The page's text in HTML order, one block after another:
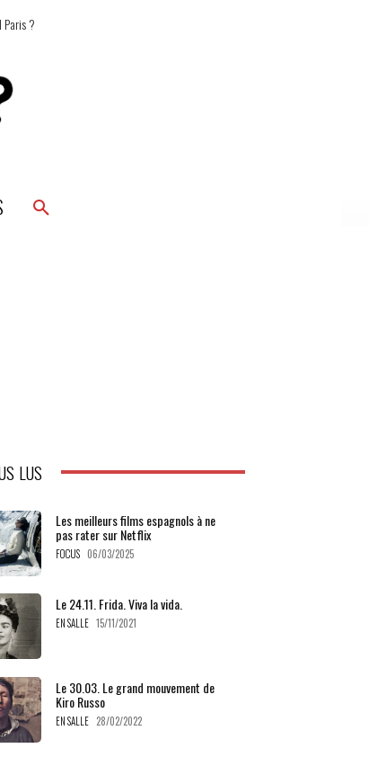
?
LUS
Les meilleurs films espagnols à ne
pas rater sur Netflix
FOCUS 06/03/2025
Le 24.11. Frida. Viva la vida.
EN SALLE 15/11/2021
Le 30.03. Le grand mouvement de
Kiro Russo
EN SALLE 28/02/2022